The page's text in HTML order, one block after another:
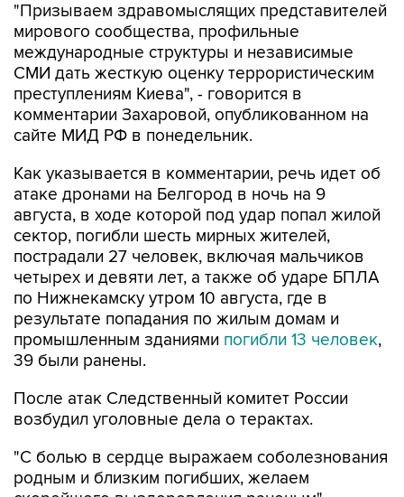
"Призываем здравомыслящих представителей
мирового сообщества, профильные
международные структуры и независимые
СМИ дать жесткую оценку террористическим
преступлениям Киева", - говорится в
комментарии Захаровой, опубликованном на
сайте МИД РФ в понедельник.
Как указывается в комментарии, речь идет об
атаке дронами на Белгород в ночь на 9
августа, в ходе которой под удар попал жилой
сектор, погибли шесть мирных жителей,
пострадали 27 человек, включая мальчиков
четырех и девяти лет, а также об ударе БПЛА
по Нижнекамску утром 10 августа, где в
результате попадания по жилым домам и
промышленным зданиями погибли 13 человек,
39 были ранены.
После атак Следственный комитет России
возбудил уголовные дела о терактах.
"С болью в сердце выражаем соболезнования
родным и близким погибших, желаем